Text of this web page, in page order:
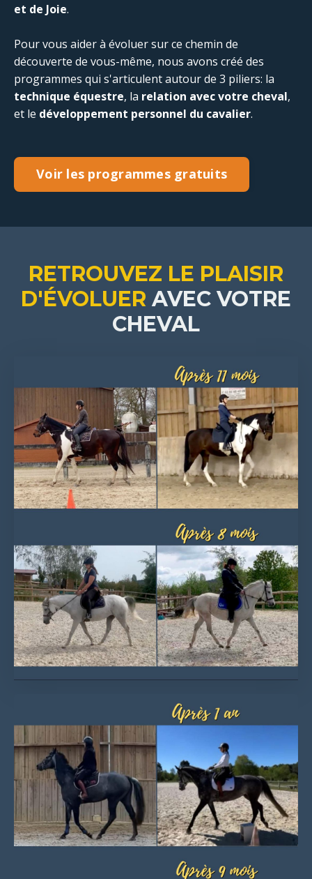
et de Joie.
Pour vous aider à évoluer sur ce chemin de
découverte de vous-même, nous avons créé des
programmes qui s'articulent autour de 3 piliers: la
technique équestre, la relation avec votre cheval,
et le développement personnel du cavalier.
Voir les programmes gratuits
RETROUVEZ LE PLAISIR
D'ÉVOLUER AVEC VOTRE
CHEVAL